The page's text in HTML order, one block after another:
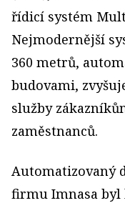
řídicí systém
Nejmodernější
360 metrů,
budovami,
služby
zaměstnanců.
Automatizovaný
firmu Imnasa byl